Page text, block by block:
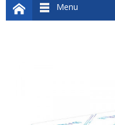
Menu